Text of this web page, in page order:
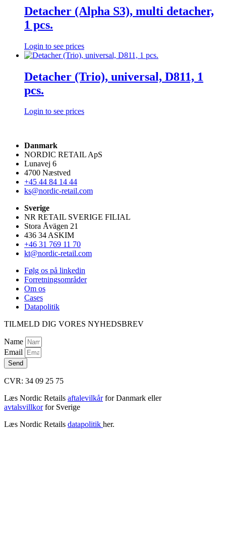
Detacher (Alpha S3), multi detacher,
1 pcs.
Login to see prices
Detacher (Trio), universal, D811, 1
pcs.
Login to see prices
Danmark
NORDIC RETAIL ApS
Lunavej 6
4700 Næstved
+45 44 84 14 44
ks@nordic-retail.com
Sverige
NR RETAIL SVERIGE FILIAL
Stora Åvägen 21
436 34 ASKIM
+46 31 769 11 70
kt@nordic-retail.com
Følg os på linkedin
Forretningsområder
Om os
Cases
Datapolitik
TILMELD DIG VORES NYHEDSBREV
Name
Email
Send
CVR: 34 09 25 75
Læs Nordic Retails aftalevilkårfor Danmark eller
avtalsvillkorfor Sverige
Læs Nordic Retails datapolitik her.